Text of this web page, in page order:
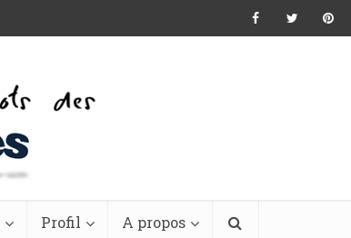
Profil A propos